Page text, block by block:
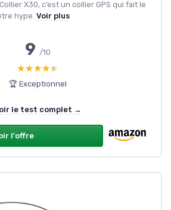
X30, c’est un collier GPS qui fait le
hype. Voir plus
9 /10
★★★★★
★★★★★
🏆 Exceptionnel
le test complet →
l'offre